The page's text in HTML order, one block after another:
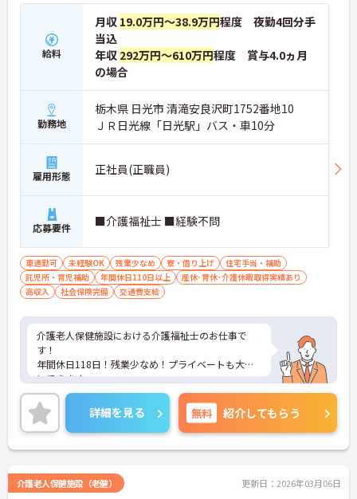
給料
月収 19.0万円～38.9万円程度 夜勤4回分手
当込
年収 292万円～610万円程度 賞与4.0ヵ月
の場合
勤務地
栃木県 日光市 清滝安良沢町1752番地10
ＪＲ日光線「日光駅」バス・車10分
雇用形態 正社員(正職員)
応募要件 ■介護福祉士 ■経験不問
車通勤可 未経験OK 残業少なめ 寮・借り上げ
住宅手当・補助
託児所・育児補助
年間休日110日以上
産休･育休･介護休暇取得実績あり
高収入
社会保険完備 交通費支給
介護老人保健施設における介護福祉士のお仕事で
す！
年間休日118日！残業少なめ！プライベートも大切
にできます。
託児所や単身用住宅が完備されているので子育て中
の方や遠方からの応募の方も安心してお仕事を始め
られます。
ご興味ある方には、面接のポイントなど、さらに詳
細をお話致しますのでお気軽にご相談ください。
詳細を見る 無料 紹介してもらう
介護老人保健施設（老健） 更新日：2026年03月06日